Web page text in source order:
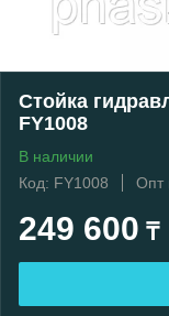
Стойка
FY1008
В наличии
Код: FY1008
Опт
249 600 ₸